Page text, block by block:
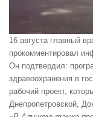
16 августа главный
прокомментировал
Он подтвердил:
здравоохранения в
рабочий проект,
Днепропетровской,